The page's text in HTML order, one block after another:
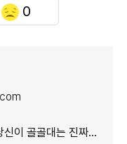
0
골골대는 진짜 이유